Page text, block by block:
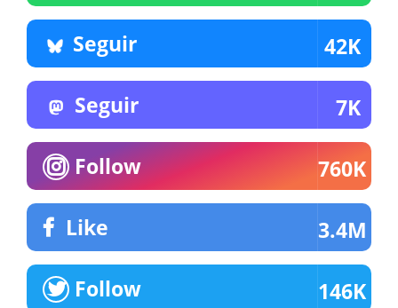
Seguir 42K
Seguir 7K
Follow 760K
Like 3.4M
Follow 146K